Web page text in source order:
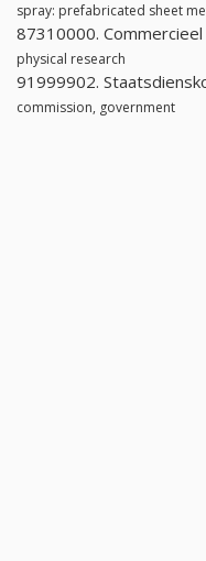
spray: prefabricated sheet
87310000.
physical research
91999902.
commission, government